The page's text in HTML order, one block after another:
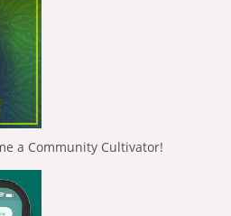
a Community Cultivator!